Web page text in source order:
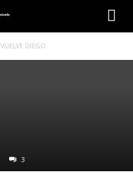
VUELVE DIEGO
3